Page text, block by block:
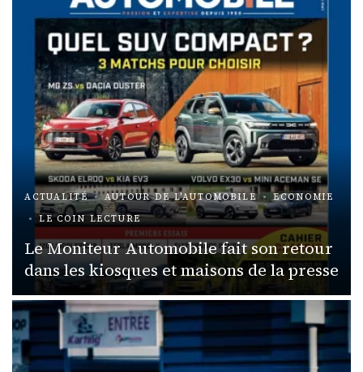
ACTUALITÉ AUTOUR DE L'AUTOMOBILE
ECONOMIE
LE COIN LECTURE
Le Moniteur Automobile fait son retour
dans les kiosques et maisons de la presse